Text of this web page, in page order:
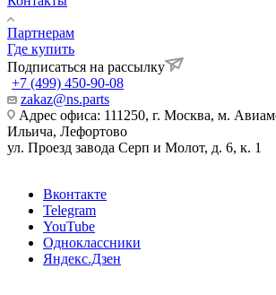
Партнерам
Где купить
Подписаться на рассылку
+7 (499) 450-90-08
zakaz@ns.parts
Адрес офиса: 111250, г. Москва, м.
Ильича, Лефортово
ул. Проезд завода Серп и Молот, д. 6, к. 1
Вконтакте
Telegram
YouTube
Одноклассники
Яндекс.Дзен